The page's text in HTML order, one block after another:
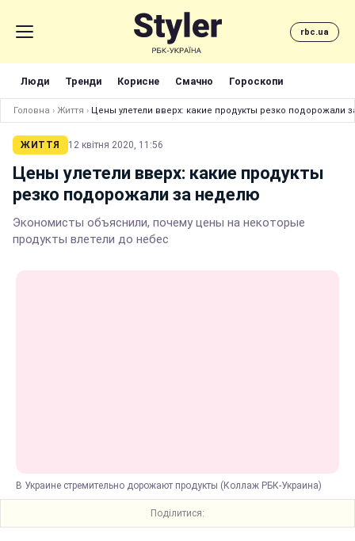
rbc.ua
Люди Тренди Корисне Смачно Гороскопи
Головна › Життя › Цены улетели вверх: какие продукты резко подорожали
ЖИТТЯ 12 квітня 2020, 11:56
Цены улетели вверх: какие продукты
резко подорожали за неделю
Экономисты объяснили, почему цены на некоторые
продукты влетели до небес
В Украине стремительно дорожают продукты (Коллаж РБК-Украина)
Поділитися: